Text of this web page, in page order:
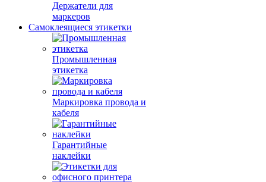
Держатели для
маркеров
Самоклеящиеся этикетки
Промышленная
этикетка
Маркировка провода и
кабеля
Гарантийные
наклейки